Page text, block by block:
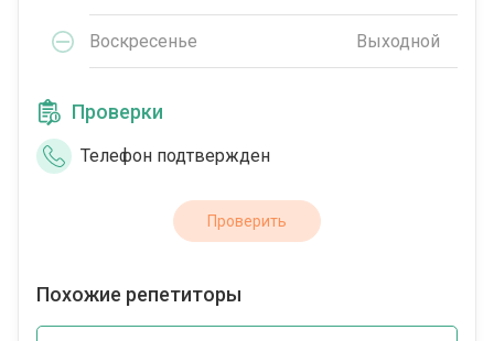
Воскресенье Выходной
Проверки
Телефон подтвержден
Проверить
Похожие репетиторы